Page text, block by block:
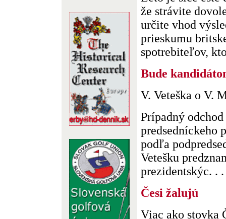
že strávite
určite vhod
prieskumu
spotrebiteľov,
Bude
V. Veteška o V.
Prípadný
predsedníckeho
podľa
Vetešku
prezidentskýc. . .
Česi žalujú
Viac ako stovka